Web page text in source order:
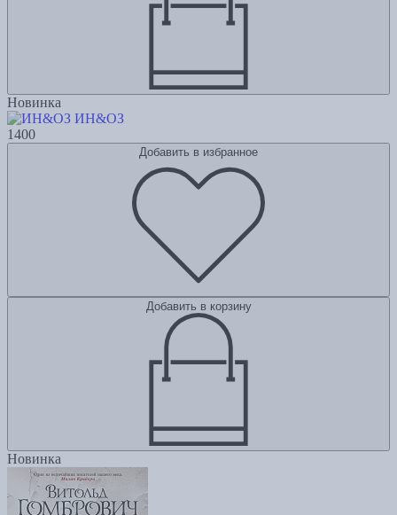
Новинка
ИН&ОЗ
1400
Добавить в избранное
Добавить в корзину
Новинка